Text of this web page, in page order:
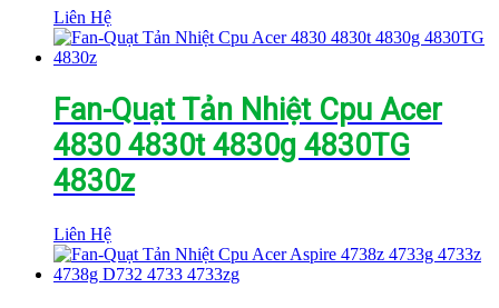
Liên Hệ
Fan-Quạt Tản Nhiệt Cpu Acer
4830 4830t 4830g 4830TG
4830z
Liên Hệ